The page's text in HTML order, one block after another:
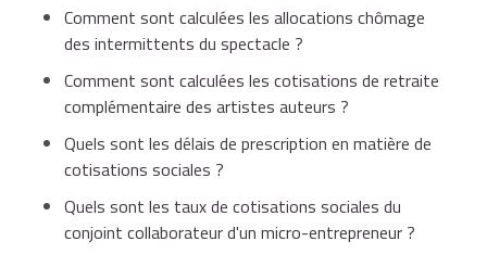
Comment sont calculées les allocations chômage
des intermittents du spectacle ?
Comment sont calculées les cotisations de retraite
complémentaire des artistes auteurs ?
Quels sont les délais de prescription en matière de
cotisations sociales ?
Quels sont les taux de cotisations sociales du
conjoint collaborateur d'un micro-entrepreneur ?